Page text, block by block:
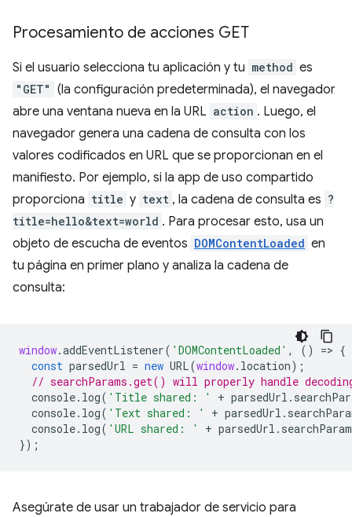
Procesamiento de acciones GET
Si el usuario selecciona tu aplicación y tu method es
"GET" (la configuración predeterminada), el navegador
abre una ventana nueva en la URL action . Luego, el
navegador genera una cadena de consulta con los
valores codificados en URL que se proporcionan en el
manifiesto. Por ejemplo, si la app de uso compartido
proporciona title y text , la cadena de consulta es ?
title=hello&text=world . Para procesar esto, usa un
objeto de escucha de eventos DOMContentLoaded en
tu página en primer plano y analiza la cadena de
consulta:
window.addEventListener( 'DOMContentLoaded' , () => {
const parsedUrl = new URL(window. location);
// searchParams.get() will properly handle
console. log( 'Title shared: ' + parsedUrl .
console. log( 'Text shared: ' + parsedUrl .
console. log( 'URL shared: ' + parsedUrl .
});
Asegúrate de usar un trabajador de servicio para